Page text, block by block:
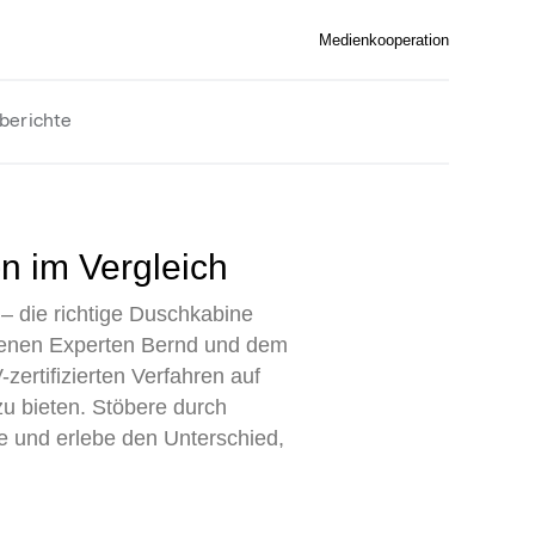
Medienkooperation
im Vergleich
die richtige Duschkabine
Experten Bernd und dem
Verfahren auf
bieten. Stöbere durch
und erlebe den Unterschied,